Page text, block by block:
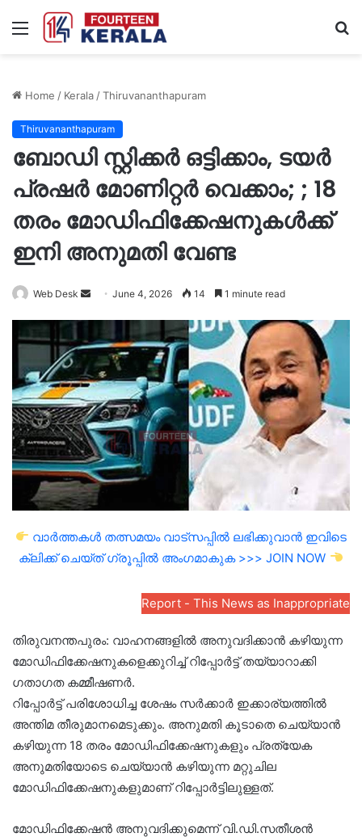
Menu
Home / Kerala/Thiruvananthapuram
Thiruvananthapuram
ബോഡി സ്റ്റിക്കർ ഒട്ടിക്കാം, ടയർ
പ്രഷർ മോണിറ്റർ വെക്കാം; ; 18
തരം മോഡിഫിക്കേഷനുകൾക്ക്
ഇനി അനുമതി വേണ്ട
Web Desk
SendJune 4, 2026 14 1 minute read
വാർത്തകൾ തത്സമയം വാട്സപ്പിൽ ലഭിക്കുവാൻ ഇവിടെ
ക്ലിക്ക് ചെയ്ത് ഗ്രൂപ്പിൽ അംഗമാകുക >>> JOIN NOW
Report - This News as Inappropriate
തിരുവനന്തപുരം: വാഹനങ്ങളിൽ അനുവദിക്കാൻ കഴിയുന്ന
മോഡിഫിക്കേഷനുകളെക്കുറിച്ച് റിപ്പോർട്ട് തയ്യാറാക്കി
ഗതാഗത കമ്മീഷണർ.
റിപ്പോർട്ട് പരിശോധിച്ച ശേഷം സർക്കാർ ഇക്കാര്യത്തിൽ
അന്തിമ തീരുമാനമെടുക്കും. അനുമതി കൂടാതെ ചെയ്യാൻ
കഴിയുന്ന 18 തരം മോഡിഫിക്കേഷനുകളും പ്രത്യേക
അനുമതിയോടെ ചെയ്യാൻ കഴിയുന്ന മറ്റുചില
മോഡിഫിക്കേഷനുകളുമാണ് റിപ്പോർട്ടിലുള്ളത്.
മോഡിഫിക്കേഷൻ അനുവദിക്കുമെന്ന് വി.ഡി.സതീശൻ